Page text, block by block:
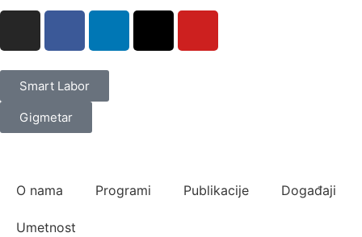
Smart Labor
Gigmetar
O nama Programi Publikacije Događaji
Umetnost